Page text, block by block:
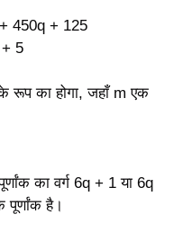
450q + 125
5
रूप का होगा, जहाँ m एक
का वर्ग 6q + 1 या 6q
है।